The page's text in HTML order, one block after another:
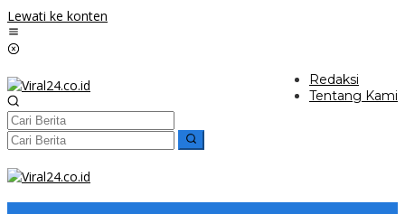
Lewati ke konten
Redaksi
Tentang Kami